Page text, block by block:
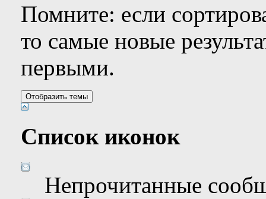
Помните: если
то самые новые
первыми.
Список иконок
Непрочитанные